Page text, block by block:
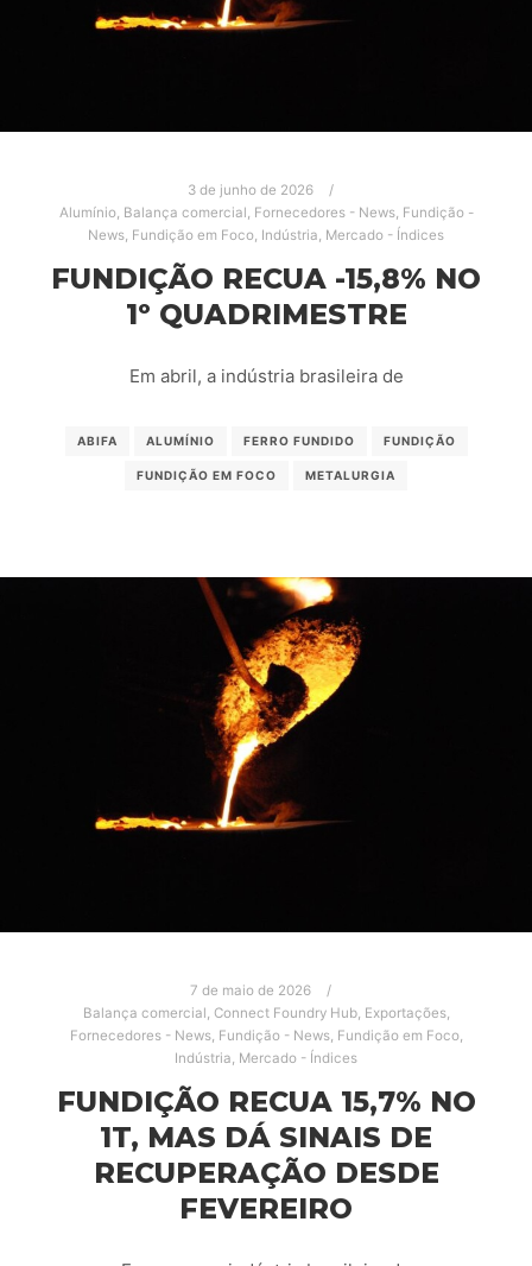
3 de junho de 2026
Alumínio, Balança comercial, Fornecedores - News, Fundição -
News, Fundição em Foco, Indústria, Mercado - Índices
FUNDIÇÃO RECUA -15,8% NO
1º QUADRIMESTRE
Em abril, a indústria brasileira de
ABIFA ALUMÍNIO FERRO FUNDIDO FUNDIÇÃO
FUNDIÇÃO EM FOCO METALURGIA
7 de maio de 2026
Balança comercial, Connect Foundry Hub, Exportações,
Fornecedores - News, Fundição - News, Fundição em Foco,
Indústria, Mercado - Índices
FUNDIÇÃO RECUA 15,7% NO
1T, MAS DÁ SINAIS DE
RECUPERAÇÃO DESDE
FEVEREIRO